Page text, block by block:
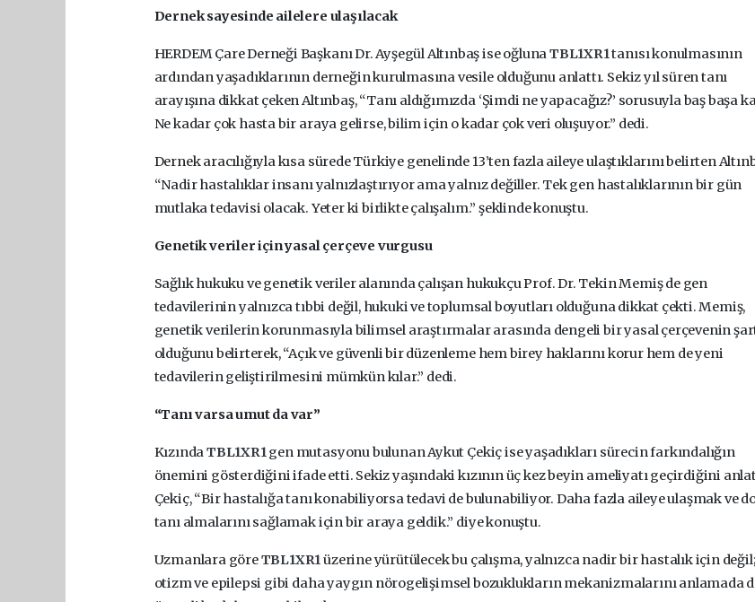
Dernek sayesinde ailelere ulaşılacak
HERDEM Çare Derneği Başkanı Dr. Ayşegül Altınbaş ise oğlunaTBL1XR1tanısı konulmasının
ardından yaşadıklarının derneğin kurulmasına vesile olduğunu anlattı. Sekiz yıl süren tanı
arayışına dikkat çeken Altınbaş, “Tanı aldığımızda ‘Şimdi ne yapacağız?’ sorusuyla baş başa
Ne kadar çok hasta bir araya gelirse, bilim için o kadar çok veri oluşuyor.” dedi.
Dernek aracılığıyla kısa sürede Türkiye genelinde 13’ten fazla aileye ulaştıklarını belirten
“Nadir hastalıklar insanı yalnızlaştırıyor ama yalnız değiller. Tek gen hastalıklarının bir gün
mutlaka tedavisi olacak. Yeter ki birlikte çalışalım.” şeklinde konuştu.
Genetik veriler için yasal çerçeve vurgusu
Sağlık hukuku ve genetik veriler alanında çalışan hukukçu Prof. Dr. Tekin Memiş de gen
tedavilerinin yalnızca tıbbi değil, hukuki ve toplumsal boyutları olduğuna dikkat çekti. Memiş,
genetik verilerin korunmasıyla bilimsel araştırmalar arasında dengeli bir yasal çerçevenin
olduğunu belirterek, “Açık ve güvenli bir düzenleme hem birey haklarını korur hem de yeni
tedavilerin geliştirilmesini mümkün kılar.” dedi.
“Tanı varsa umut da var”
KızındaTBL1XR1gen mutasyonu bulunan Aykut Çekiç ise yaşadıkları sürecin farkındalığın
önemini gösterdiğini ifade etti. Sekiz yaşındaki kızının üç kez beyin ameliyatı geçirdiğini
Çekiç, “Bir hastalığa tanı konabiliyorsa tedavi de bulunabiliyor. Daha fazla aileye ulaşmak ve
tanı almalarını sağlamak için bir araya geldik.” diye konuştu.
Uzmanlara göreTBL1XR1üzerine yürütülecek bu çalışma, yalnızca nadir bir hastalık için değil;
otizm ve epilepsi gibi daha yaygın nörogelişimsel bozuklukların mekanizmalarını anlamada